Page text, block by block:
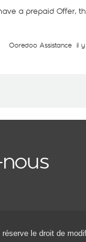
a prepaid Offer,
Ooredoo Assistance il
réserve le droit de